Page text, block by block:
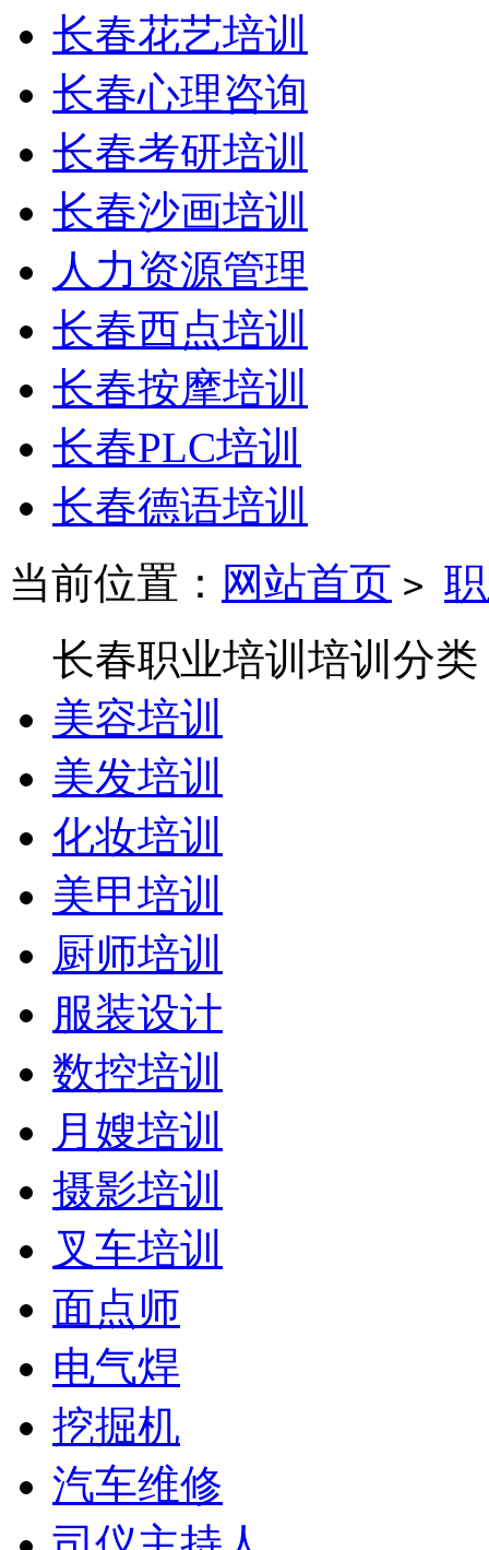
长春花艺培训
长春心理咨询
长春考研培训
长春沙画培训
人力资源管理
长春西点培训
长春按摩培训
长春PLC培训
长春德语培训
当前位置： 网站首页 >
长春职业培训培训分类
美容培训
美发培训
化妆培训
美甲培训
厨师培训
服装设计
数控培训
月嫂培训
摄影培训
叉车培训
面点师
电气焊
挖掘机
汽车维修